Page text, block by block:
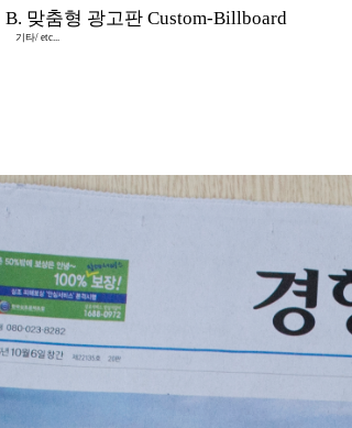
B. 맞춤형 광고판 Custom-Billboard
기타/ etc...